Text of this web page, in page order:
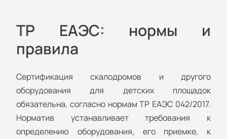
ТР ЕАЭС: нормы и
правила
Сертификация скалодромов и другого
оборудования для детских площадок
обязательна, согласно нормам ТР ЕАЭС 042/2017.
Норматив устанавливает требования к
определению оборудования, его приемке, к